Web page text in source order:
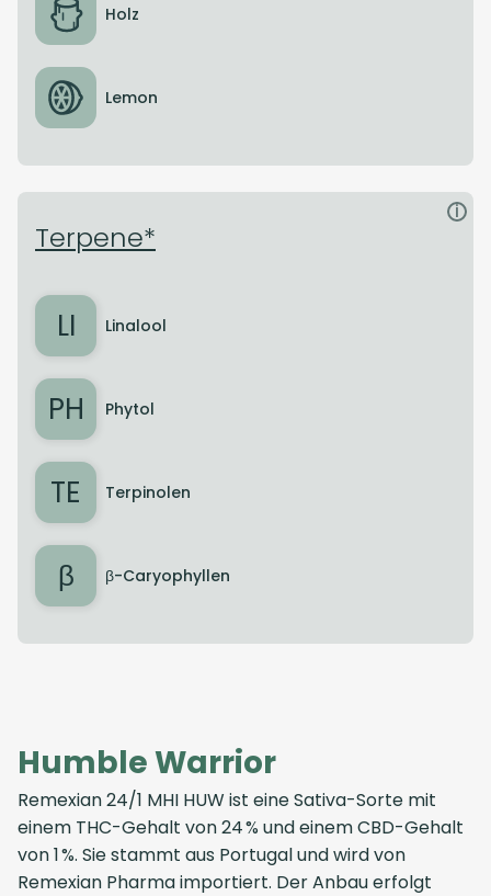
Holz
Lemon
Terpene*
i
LI Linalool
PH Phytol
TE Terpinolen
β β-Caryophyllen
Humble Warrior
Remexian 24/1 MHI HUW ist eine Sativa-Sorte mit
einem THC-Gehalt von 24 % und einem CBD-Gehalt
von 1 %. Sie stammt aus Portugal und wird von
Remexian Pharma importiert. Der Anbau erfolgt